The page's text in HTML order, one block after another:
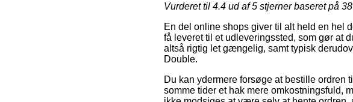
Vurderet til 4.4 ud af 5 stjerner baseret på 38
En del online shops giver til alt held en hel
få leveret til et udleveringssted, som gør at
altså rigtig let gængelig, samt typisk
Double.
Du kan ydermere forsøge at bestille ordren
somme tider et hak mere omkostningsfuld,